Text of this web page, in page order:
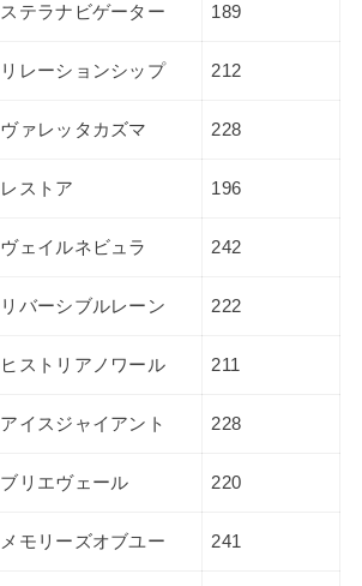
ステラナビゲーター 189
リレーションシップ 212
ヴァレッタカズマ 228
レストア 196
ヴェイルネビュラ 242
リバーシブルレーン 222
ヒストリアノワール 211
アイスジャイアント 228
ブリエヴェール 220
メモリーズオブユー 241